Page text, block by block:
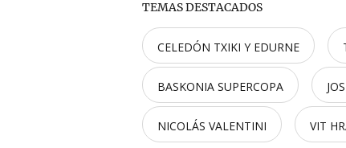
TEMAS DESTACADOS
CELEDÓN TXIKI Y EDURNE
BASKONIA SUPERCOPA
NICOLÁS VALENTINI VIT